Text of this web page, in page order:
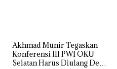
Akhmad Munir Tegaskan
Konferensi III PWI OKU
Selatan Harus Diulang Demi